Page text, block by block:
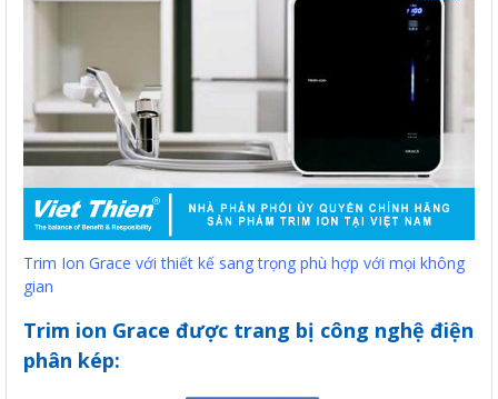
Trim Ion Grace với thiết kế sang trọng phù hợp với mọi không
gian
Trim ion Grace được trang bị công nghệ điện
phân kép: